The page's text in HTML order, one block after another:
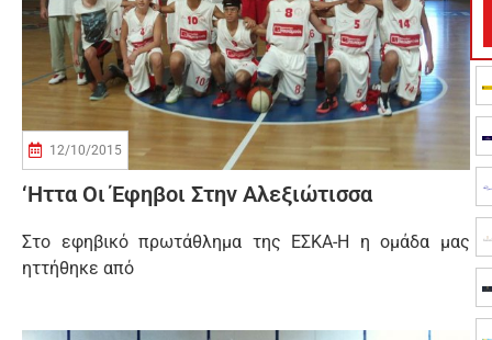
12/10/2015
‘Ηττα Οι Έφηβοι Στην Αλεξιώτισσα
Στο εφηβικό πρωτάθλημα της ΕΣΚΑ-Η η ομάδα μας
ηττήθηκε από